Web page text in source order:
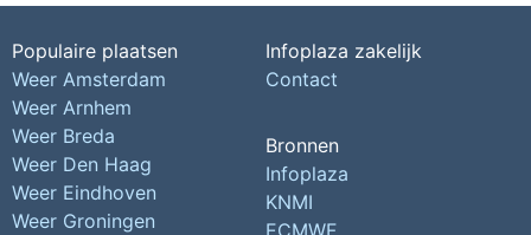
Populaire plaatsen
Weer Amsterdam
Weer Arnhem
Weer Breda
Weer Den Haag
Weer Eindhoven
Weer Groningen
Infoplaza zakelijk
Contact
Bronnen
Infoplaza
KNMI